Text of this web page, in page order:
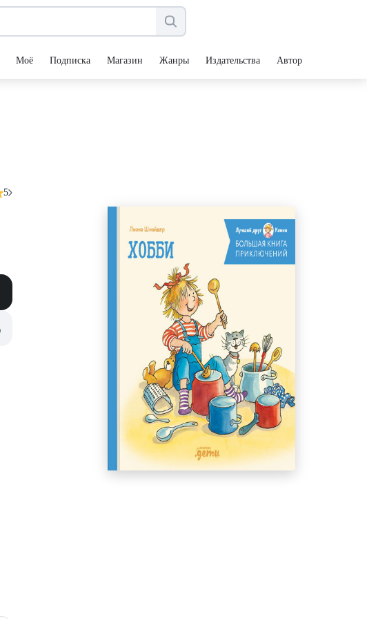
Моё Подписка Магазин Жанры Издательства Авторы
5